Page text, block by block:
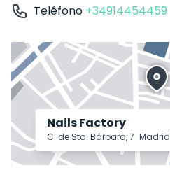
Teléfono +34914454459
Nails Factory
C. de Sta. Bárbara, 7 Madrid